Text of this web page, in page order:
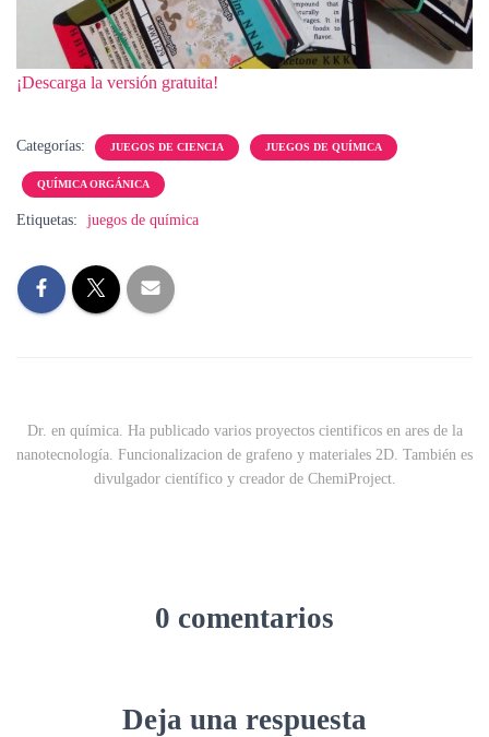
¡Descarga la versión gratuita!
Categorías: JUEGOS DE CIENCIA JUEGOS DE QUÍMICA
QUÍMICA ORGÁNICA
Etiquetas: juegos de química
Dr. en química. Ha publicado varios proyectos cientificos en ares de la
nanotecnología. Funcionalizacion de grafeno y materiales 2D. También es
divulgador científico y creador de ChemiProject.
0 comentarios
Deja una respuesta